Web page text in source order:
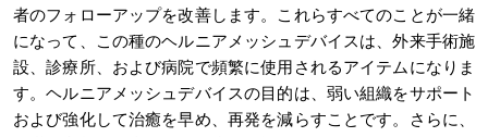
者のフォローアップを改善します。これらすべてのことが一緒
になって、この種のヘルニアメッシュデバイスは、外来手術施
設、診療所、および病院で頻繁に使用されるアイテムになりま
す。ヘルニアメッシュデバイスの目的は、弱い組織をサポート
および強化して治癒を早め、再発を減らすことです。さらに、